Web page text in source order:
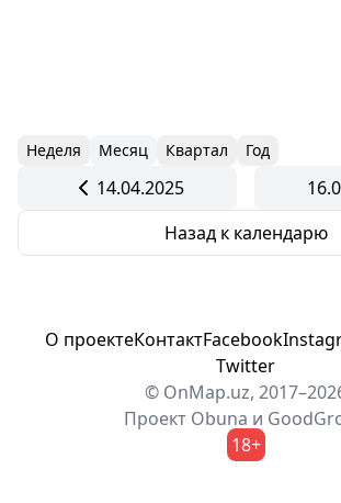
Неделя Месяц Квартал Год
14.04.2025
Назад к календарю
О проектеКонтактFacebook
Twitter
© OnMap.uz,
Проект Obuna и
18+